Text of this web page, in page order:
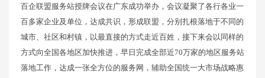
百企联盟服务站授牌会议在广东成功举办，会议凝聚了各行各业一
百多家企业及单位，达成共识，形成联盟，分别扎根落地于不同的
城市、社区和村镇，以最直接的方式走近百姓，接下来会以同样的
方式向全国各地区加快推进，早日完成全部近70万家的地区服务站
落地工作，达成一张全方位的服务网，辅助全国统一大市场战略惠